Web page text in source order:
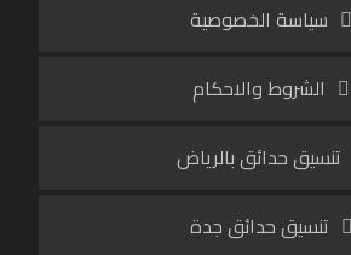
سياسة الخصوصية
الشروط والاحكام
تنسيق حدائق بالرياض
تنسيق حدائق جدة